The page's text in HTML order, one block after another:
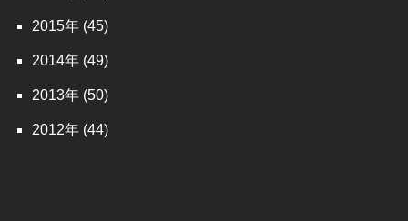
2015 (45)
2014 (49)
2013 (50)
2012 (44)